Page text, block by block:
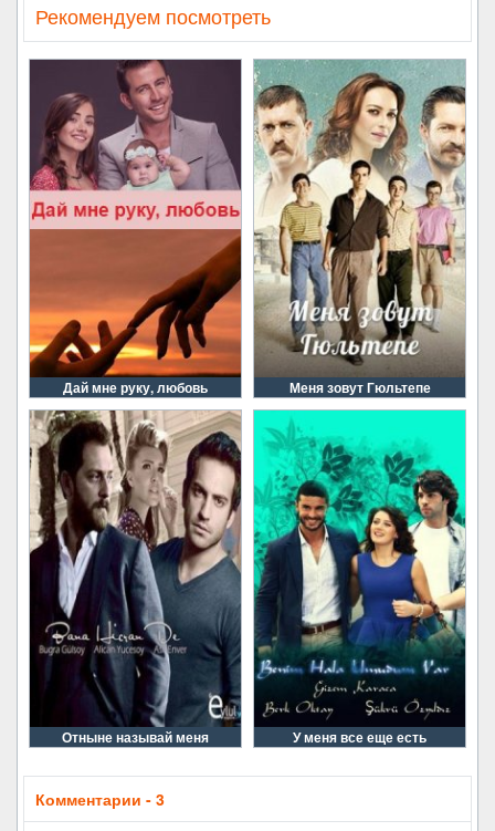
Рекомендуем посмотреть
Дай мне руку, любовь Меня зовут Гюльтепе
Отныне называй меня У меня все еще есть
Комментарии - 3